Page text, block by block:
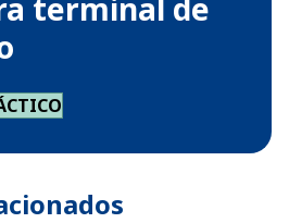
terminal de